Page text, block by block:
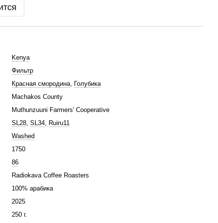
Kenya
Фильтр
Красная смородина, Голубика
Machakos County
Muthunzuuni Farmers' Cooperative
SL28, SL34, Ruiru11
Washed
1750
86
Radiokava Coffee Roasters
100% арабика
2025
250 г.